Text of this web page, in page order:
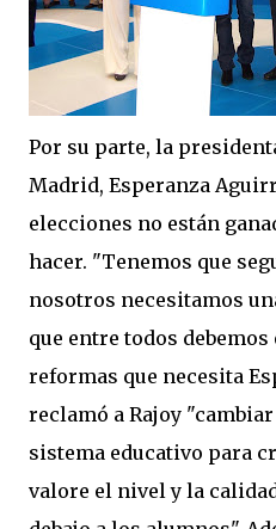
Por su parte, la
Madrid, Esperanza
elecciones no están
hacer. "Tenemos que
nosotros necesitamos
que entre todos
reformas que necesita
reclamó a Rajoy
sistema educativo para
valore el nivel y la